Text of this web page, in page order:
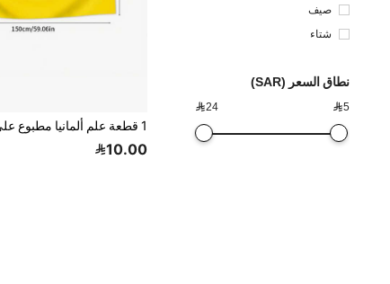
صيف
شتاء
نطاق السعر (SAR)
24 5
10.00